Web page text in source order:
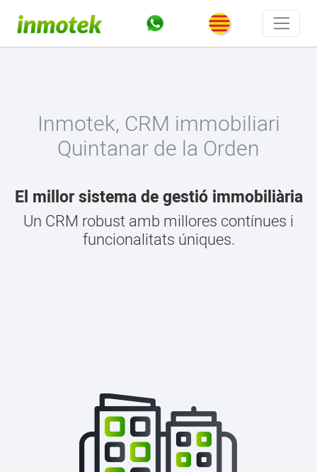
Inmotek, CRM immobiliari
Quintanar de la Orden
El millor sistema de gestió immobiliària
Un CRM robust amb millores contínues i
funcionalitats úniques.